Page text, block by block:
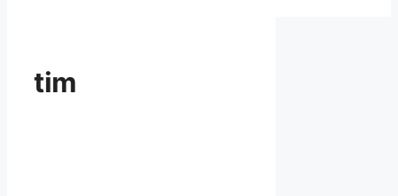
tim